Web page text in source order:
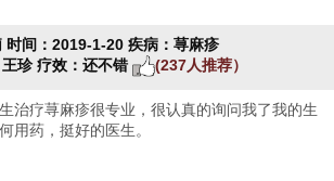
时间：2019-1-20 疾病：荨麻疹
珍 疗效：还不错 (237人推荐）
治疗荨麻疹很专业，很认真的询问我了我的生
用药，挺好的医生。